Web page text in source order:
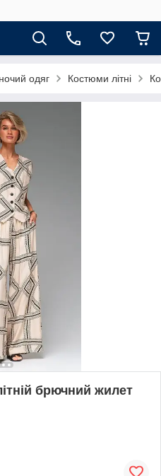
одяг Костюми літні
брючний жилет